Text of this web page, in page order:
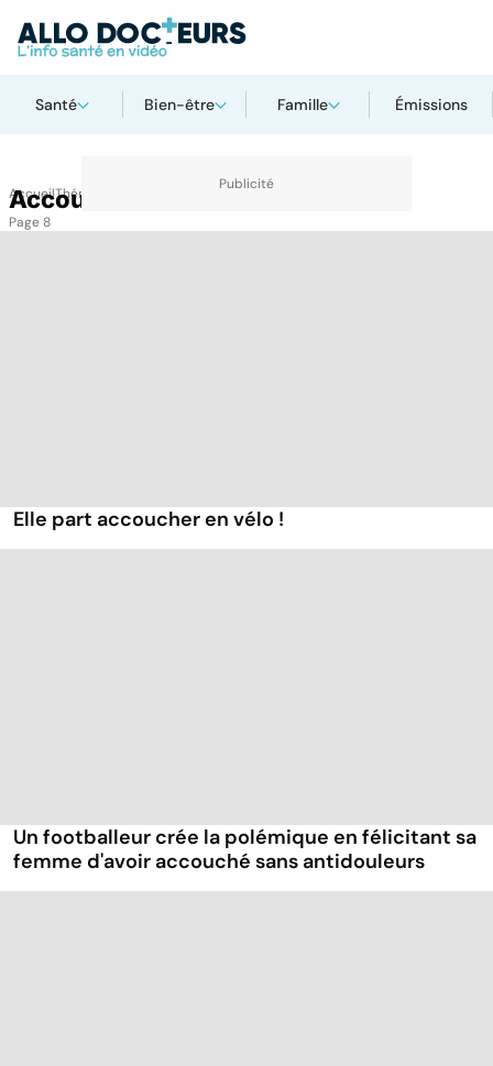
Santé Bien-être Famille Émissions
AccueilThématiques Accouchement
Accouchement
Page 8
Elle part accoucher en vélo !
Un footballeur crée la polémique en félicitant sa
femme d'avoir accouché sans antidouleurs